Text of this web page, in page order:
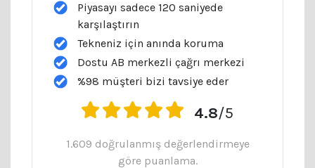
Piyasayı sadece 120 saniyede
karşılaştırın
Tekneniz için anında koruma
Dostu AB merkezli çağrı merkezi
%98 müşteri bizi tavsiye eder
4.8/5
1.609 doğrulanmış değerlendirmeye
göre puanlama.